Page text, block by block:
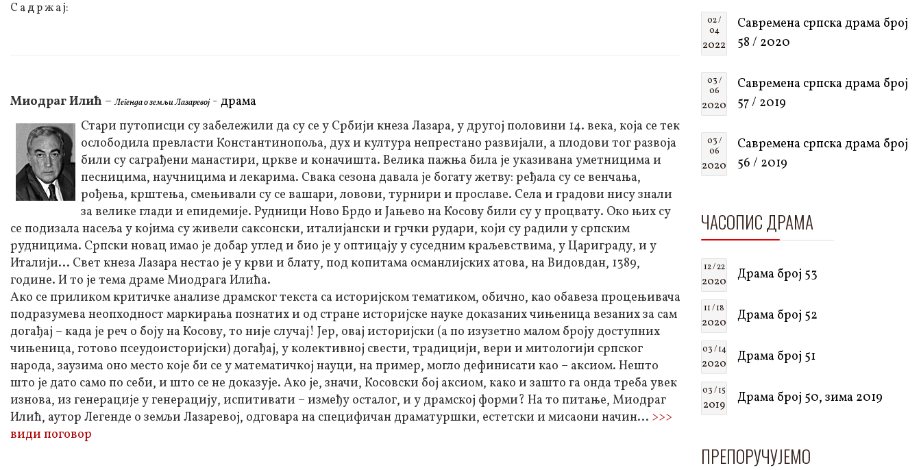
С а д р ж а ј:
Миодраг Илић –Легенда о земљи Лазаревој- драма
Стари путописци су забележили да су се у Србији кнеза Лазара, у другој половини 14. века, која се тек
ослободила превласти Константинопоља, дух и култура непрестано развијали, а плодови тог развоја
били су саграђени манастири, цркве и коначишта. Велика пажња била је указивана уметницима и
песницима, научницима и лекарима. Свака сезона давала је богату жетву: ређала су се венчања,
рођења, крштења, смењивали су се вашари, ловови, турнири и прославе. Села и градови нису знали
за велике глади и епидемије. Рудници Ново Брдо и Јањево на Косову били су у процвату. Око њих су
се подизала насеља у којима су живели саксонски, италијански и грчки рудари, који су радили у српским
рудницима. Српски новац имао је добар углед и био је у оптицају у суседним краљевствима, у Цариграду, и у
Италији... Свет кнеза Лазара нестао је у крви и блату, под копитама османлијских атова, на Видовдан, 1389,
године. И то је тема драме Миодрага Илића.
Ако се приликом критичке анализе драмског текста са историјском тематиком, обично, као обавеза процењивача
подразумева неопходност маркирања познатих и од стране историјске науке доказаних чињеница везаних за сам
догађај – када је реч о боју на Косову, то није случај! Јер, овај историјски (а по изузетно малом броју доступних
чињеница, готово псеудоисторијски) догађај, у колективној свести, традицији, вери и митологији српског
народа, заузима оно место које би се у математичкој науци, на пример, могло дефинисати као – аксиом. Нешто
што је дато само по себи, и што се не доказује. Ако је, значи, Косовски бој аксиом, како и зашто га онда треба увек
изнова, из генерације у генерацију, испитивати – између осталог, и у драмској форми? На то питање, Миодраг
Илић, аутор Легенде о земљи Лазаревој, одговара на специфичан драматуршки, естетски и мисаони начин... >>>
види поговор
02 /
04
2022
Савремена српска драма број
58 / 2020
03 /
06
2020
Савремена српска драма број
57 / 2019
03 /
06
2020
Савремена српска драма број
56 / 2019
ЧАСОПИС ДРАМА
12 / 22
2020 Драма број 53
11 / 18
2020 Драма број 52
03 / 14
2020 Драма број 51
03 / 15
2019 Драма број 50, зима 2019
ПРЕПОРУЧУЈЕМО